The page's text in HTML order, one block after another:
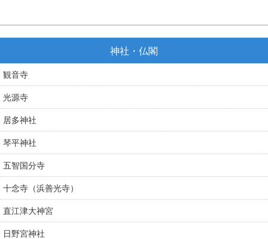
神社・仏閣
観音寺
光源寺
居多神社
琴平神社
五智国分寺
十念寺（浜善光寺）
直江津大神宮
日野宮神社